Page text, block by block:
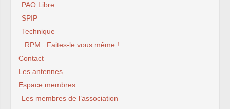
PAO Libre
SPIP
Technique
RPM : Faites-le vous même !
Contact
Les antennes
Espace membres
Les membres de l’association